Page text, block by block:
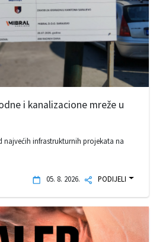
i kanalizacione mreže u
najvećih infrastrukturnih projekata na
05. 8. 2026. PODIJELI